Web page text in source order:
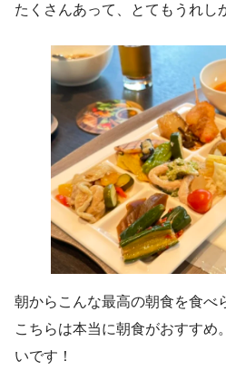
たくさんあって、とてもうれし
朝からこんな最高の朝食を食べ
こちらは本当に朝食がおすすめ
いです！